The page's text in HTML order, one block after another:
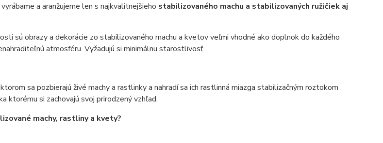
a aranžujeme len s najkvalitnejšieho stabilizovaného machu a stabilizovaných ružičiek aj
sú obrazy a dekorácie zo stabilizovaného machu a kvetov veľmi vhodné ako doplnok do každého
atmosféru. Vyžadujú si minimálnu starostlivosť.
sa pozbierajú živé machy a rastlinky a nahradí sa ich rastlinná miazga stabilizačným roztokom
ktorému si zachovajú svoj prirodzený vzhľad.
machy, rastliny a kvety?